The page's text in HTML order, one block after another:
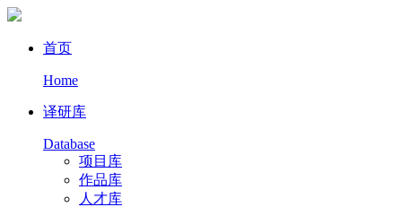
首页
Home
译研库
Database
项目库
作品库
人才库